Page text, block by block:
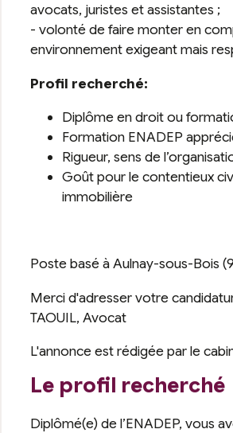
avocats, juristes et assistantes ;
- volonté de faire monter en
environnement exigeant mais
Profil recherché:
Diplôme en droit ou
Formation ENADEP
Rigueur, sens de
Goût pour le contentieux
immobilière
Poste basé à Aulnay-sous-Bois
Merci d'adresser votre
TAOUIL, Avocat
L'annonce est rédigée par le
Le profil recherché
Diplômé(e) de l’ENADEP, vous